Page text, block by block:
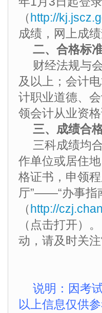
（http://
成绩，网上成
二、合格标
财经法规与
及以上；会计
计职业道德、
领会计从业资格
三、成绩合
三科成绩均
作单位或居住
格证书，申领
厅”——“办事指
（http://
（点击打开）
动，请及时关
说明：因考
以上信息仅供